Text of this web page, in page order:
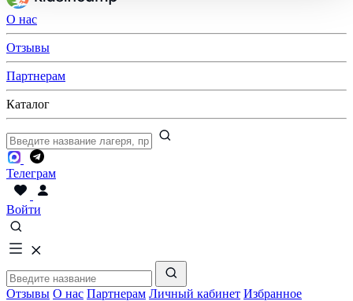
О нас
Отзывы
Партнерам
Каталог
Телеграм
Войти
Отзывы О нас Партнерам Личный кабинет Избранное